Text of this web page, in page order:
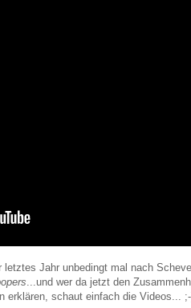
Jahr unbedingt mal nach
...und wer da jetzt den
erklären, schaut einfach die Videos...